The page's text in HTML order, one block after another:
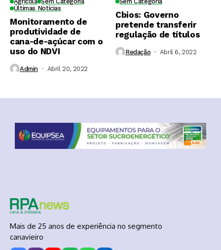
Últimas Notícias
Monitoramento de
produtividade de
cana-de-açúcar com o
uso do NDVI
Admin Abril 20, 2022
Cbios: Governo
pretende transferir
regulação de títulos
Redação Abril 6, 2022
Mais de 25 anos de experiência no segmento
canavieiro